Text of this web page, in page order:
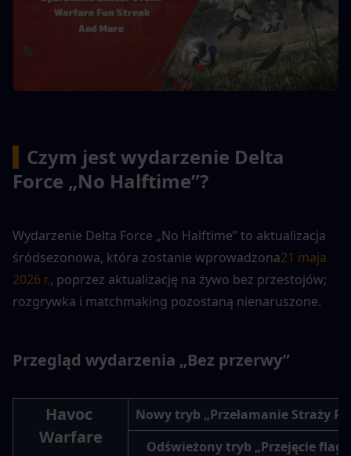
Czym jest wydarzenie Delta
Force „No Halftime”?
Wydarzenie Delta Force „No Halftime” to aktualizacja
śródsezonowa, która zostanie wprowadzona21 maja
2026 r., poprzez aktualizację na żywo bez przestojów;
rozgrywka i matchmaking pozostaną nienaruszone.
Przegląd wydarzenia „Bez przerwy”
Havoc
Warfare
Nowy tryb „Przełamanie Straży
Odświeżony tryb „Przejęcie flagi”